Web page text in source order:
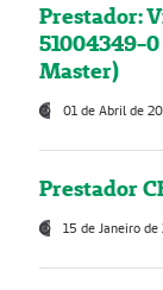
Prestador:
51004349-
Master)
01 de Abril de
Prestador
15 de Janeiro